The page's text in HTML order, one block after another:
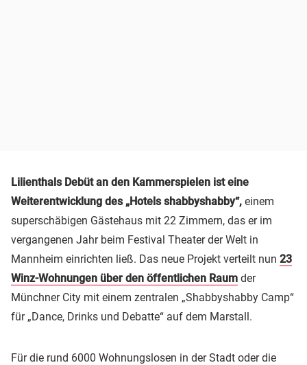
Lilienthals Debüt an den Kammerspielen ist eine
Weiterentwicklung des „Hotels shabbyshabby“, einem
superschäbigen Gästehaus mit 22 Zimmern, das er im
vergangenen Jahr beim Festival Theater der Welt in
Mannheim einrichten ließ. Das neue Projekt verteilt nun 23
Winz-Wohnungen über den öffentlichen Raum der
Münchner City mit einem zentralen „Shabbyshabby Camp“
für „Dance, Drinks und Debatte“ auf dem Marstall.
Für die rund 6000 Wohnungslosen in der Stadt oder die